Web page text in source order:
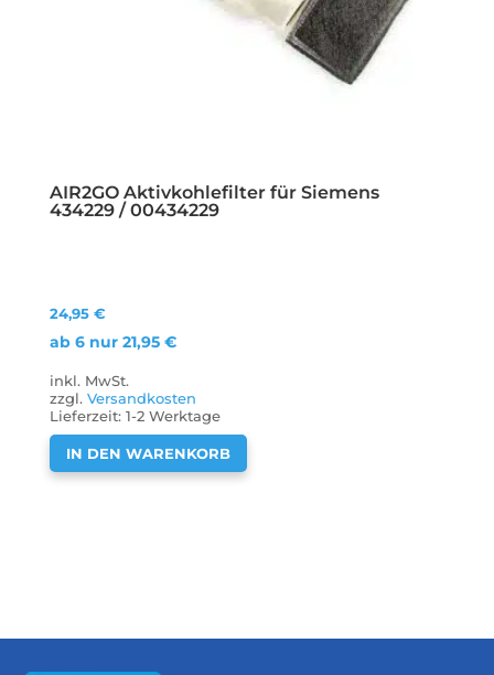
AIR2GO Aktivkohlefilter für Siemens
434229 / 00434229
24,95€
ab 6 nur21,95€
inkl. MwSt.
zzgl.Versandkosten
Lieferzeit:1-2 Werktage
IN DEN WARENKORB